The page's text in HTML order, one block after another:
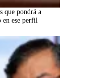
que pondrá a
en ese perfil